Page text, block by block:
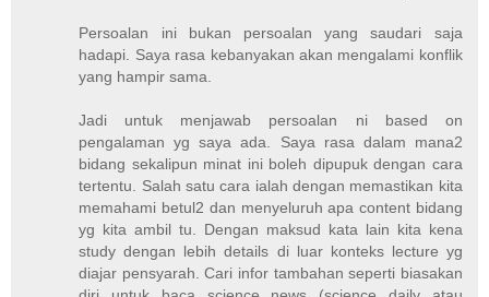
Persoalan ini bukan persoalan yang saudari saja
hadapi. Saya rasa kebanyakan akan mengalami konflik
yang hampir sama.
Jadi untuk menjawab persoalan ni based on
pengalaman yg saya ada. Saya rasa dalam mana2
bidang sekalipun minat ini boleh dipupuk dengan cara
tertentu. Salah satu cara ialah dengan memastikan kita
memahami betul2 dan menyeluruh apa content bidang
yg kita ambil tu. Dengan maksud kata lain kita kena
study dengan lebih details di luar konteks lecture yg
diajar pensyarah. Cari infor tambahan seperti biasakan